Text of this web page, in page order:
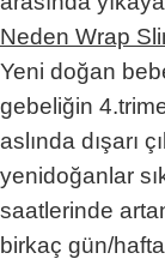
Neden Wrap
Yeni doğan
gebeliğin
aslında dışarı
yenidoğanlar
saatlerinde
birkaç gün/